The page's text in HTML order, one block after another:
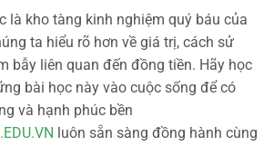
là kho tàng kinh nghiệm quý báu của
ta hiểu rõ hơn về giá trị, cách sử
bẫy liên quan đến đồng tiền. Hãy học
bài học này vào cuộc sống để có
và hạnh phúc bền
luôn sẵn sàng đồng hành cùng